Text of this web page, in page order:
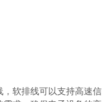
软排线可以支持高速信